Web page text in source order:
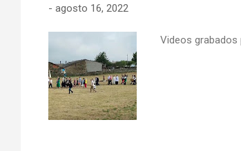
- agosto 16, 2022
Videos grabados